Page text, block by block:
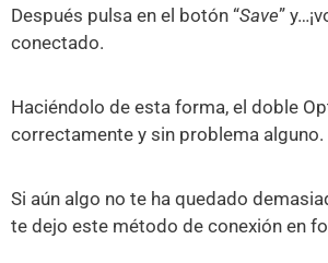
Después pulsa en el botón “Save”
conectado.
Haciéndolo de esta forma, el doble
correctamente y sin problema alguno.
Si aún algo no te ha quedado
te dejo este método de conexión en